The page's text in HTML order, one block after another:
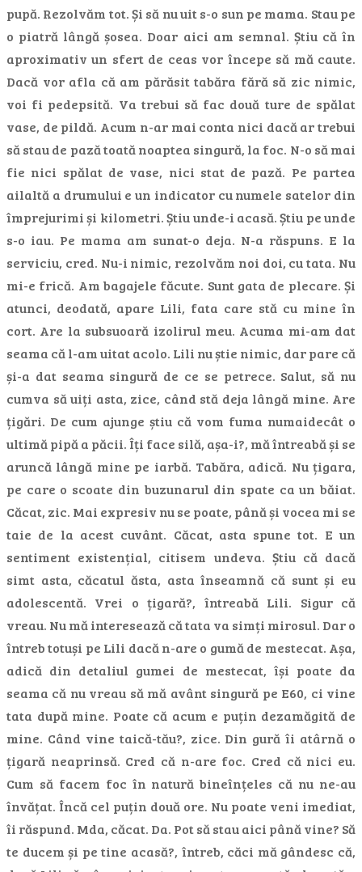
pupă. Rezolvăm tot. Și să nu uit s-o sun pe mama. Stau pe
o piatră lângă șosea. Doar aici am semnal. Știu că în
aproximativ un sfert de ceas vor începe să mă caute.
Dacă vor afla că am părăsit tabăra fără să zic nimic,
voi fi pedepsită. Va trebui să fac două ture de spălat
vase, de pildă. Acum n-ar mai conta nici dacă ar trebui
să stau de pază toată noaptea singură, la foc. N-o să mai
fie nici spălat de vase, nici stat de pază. Pe partea
ailaltă a drumului e un indicator cu numele satelor din
împrejurimi și kilometri. Știu unde-i acasă. Știu pe unde
s-o iau. Pe mama am sunat-o deja. N-a răspuns. E la
serviciu, cred. Nu-i nimic, rezolvăm noi doi, cu tata. Nu
mi-e frică. Am bagajele făcute. Sunt gata de plecare. Și
atunci, deodată, apare Lili, fata care stă cu mine în
cort. Are la subsuoară izolirul meu. Acuma mi-am dat
seama că l-am uitat acolo. Lili nu știe nimic, dar pare că
și-a dat seama singură de ce se petrece. Salut, să nu
cumva să uiți asta, zice, când stă deja lângă mine. Are
țigări. De cum ajunge știu că vom fuma numaidecât o
ultimă pipă a păcii. Îți face silă, așa-i?, mă întreabă și se
aruncă lângă mine pe iarbă. Tabăra, adică. Nu țigara,
pe care o scoate din buzunarul din spate ca un băiat.
Căcat, zic. Mai expresiv nu se poate, până și vocea mi se
taie de la acest cuvânt. Căcat, asta spune tot. E un
sentiment existențial, citisem undeva. Știu că dacă
simt asta, căcatul ăsta, asta înseamnă că sunt și eu
adolescentă. Vrei o țigară?, întreabă Lili. Sigur că
vreau. Nu mă interesează că tata va simți mirosul. Dar o
întreb totuși pe Lili dacă n-are o gumă de mestecat. Așa,
adică din detaliul gumei de mestecat, își poate da
seama că nu vreau să mă avânt singură pe E60, ci vine
tata după mine. Poate că acum e puțin dezamăgită de
mine. Când vine taică-tău?, zice. Din gură îi atârnă o
țigară neaprinsă. Cred că n-are foc. Cred că nici eu.
Cum să facem foc în natură bineînțeles că nu ne-au
învățat. Încă cel puțin două ore. Nu poate veni imediat,
îi răspund. Mda, căcat. Da. Pot să stau aici până vine? Să
te ducem și pe tine acasă?, întreb, căci mă gândesc că,